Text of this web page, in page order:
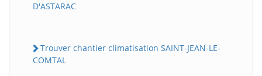
D'ASTARAC
Trouver chantier climatisation SAINT-JEAN-LE-
COMTAL